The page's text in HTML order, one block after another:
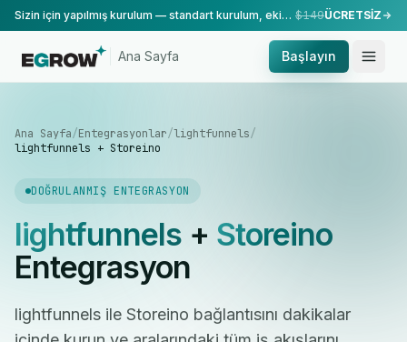
Sizin için yapılmış kurulum — standart kurulum, ekibimiz tarafından yapılır. $149ÜCRETSİZ
Ana Sayfa Başlayın
Ana Sayfa/Entegrasyonlar/lightfunnels/
lightfunnels + Storeino
DOĞRULANMIŞ ENTEGRASYON
lightfunnels+ Storeino
Entegrasyon
lightfunnels ile Storeino bağlantısını dakikalar